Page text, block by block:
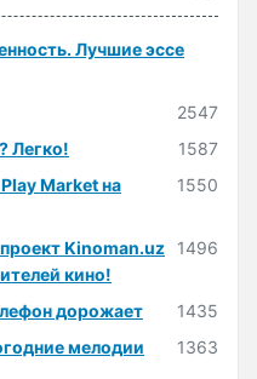
Лучшие эссе
2547
Легко!
1587
Market на
1550
Kinoman.uz
кино!
1496
дорожает
1435
мелодии
1363